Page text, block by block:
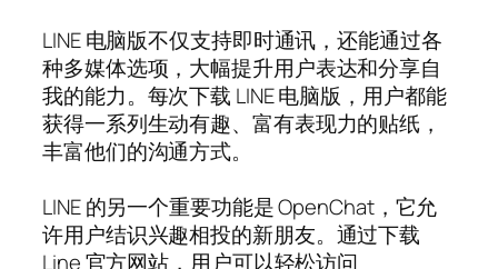
LINE 电脑版不仅支持即时通讯，还能通过各
种多媒体选项，大幅提升用户表达和分享自
我的能力。每次下载 LINE 电脑版，用户都能
获得一系列生动有趣、富有表现力的贴纸，
丰富他们的沟通方式。
LINE 的另一个重要功能是 OpenChat，它允
许用户结识兴趣相投的新朋友。通过下载
Line 官方网站，用户可以轻松访问